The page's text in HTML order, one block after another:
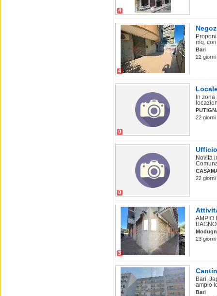
4
4
mq,
Bari
22 giorni
0
In
22 giorni
0
Novità
22 giorni
3
AMPIO
23 giorni
Bari,
ampio
Bari